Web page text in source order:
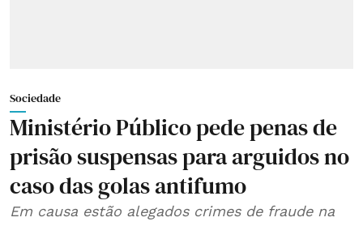
Sociedade
Ministério Público pede penas de
prisão suspensas para arguidos no
caso das golas antifumo
Em causa estão alegados crimes de fraude na